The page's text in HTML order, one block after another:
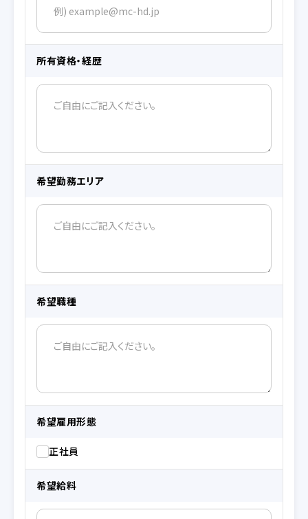
所有資格・経歴
希望勤務エリア
希望職種
希望雇用形態
正社員
希望給料